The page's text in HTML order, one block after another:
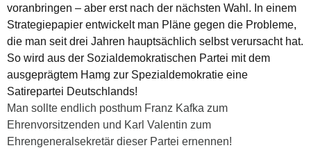
voranbringen – aber erst nach der nächsten Wahl. In einem
Strategiepapier entwickelt man Pläne gegen die Probleme,
die man seit drei Jahren hauptsächlich selbst verursacht hat.
So wird aus der Sozialdemokratischen Partei mit dem
ausgeprägtem Hamg zur Spezialdemokratie eine
Satirepartei Deutschlands!
Man sollte endlich posthum Franz Kafka zum
Ehrenvorsitzenden und Karl Valentin zum
Ehrengeneralsekretär dieser Partei ernennen!